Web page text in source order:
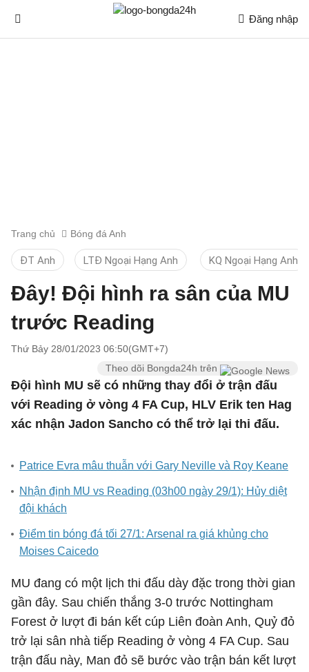
Đăng nhập
Trang chủ Bóng đá Anh
ĐT Anh LTĐ Ngoại Hạng Anh KQ Ngoại Hạng Anh
Đây! Đội hình ra sân của MU
trước Reading
Thứ Bảy 28/01/2023 06:50(GMT+7)
Theo dõi Bongda24h trên
Đội hình MU sẽ có những thay đổi ở trận đấu
với Reading ở vòng 4 FA Cup, HLV Erik ten Hag
xác nhận Jadon Sancho có thể trở lại thi đấu.
Patrice Evra mâu thuẫn với Gary Neville và Roy Keane
Nhận định MU vs Reading (03h00 ngày 29/1): Hủy diệt
đội khách
Điểm tin bóng đá tối 27/1: Arsenal ra giá khủng cho
Moises Caicedo
MU đang có một lịch thi đấu dày đặc trong thời gian
gần đây. Sau chiến thắng 3-0 trước Nottingham
Forest ở lượt đi bán kết cúp Liên đoàn Anh, Quỷ đỏ
trở lại sân nhà tiếp Reading ở vòng 4 FA Cup. Sau
trận đấu này, Man đỏ sẽ bước vào trận bán kết lượt